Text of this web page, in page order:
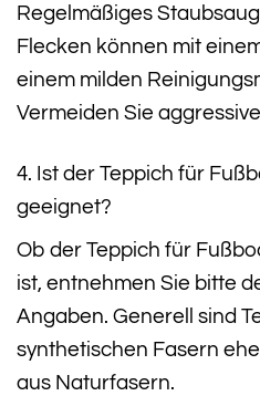
Regelmäßiges
Flecken können mit
einem milden
Vermeiden Sie
4. Ist der Teppich für
geeignet?
Ob der Teppich für
ist, entnehmen Sie bitte
Angaben. Generell sind
synthetischen Fasern
aus Naturfasern.